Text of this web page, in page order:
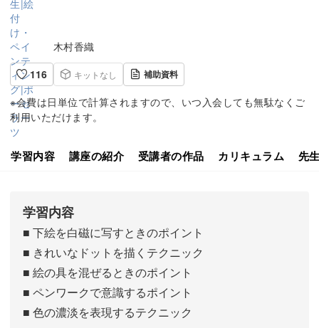
木村香織
116
キットなし 補助資料
※会費は日単位で計算されますので、いつ入会しても無駄なくご
利用いただけます。
学習内容 講座の紹介 受講者の作品 カリキュラム 先
学習内容
■ 下絵を白磁に写すときのポイント
■ きれいなドットを描くテクニック
■ 絵の具を混ぜるときのポイント
■ ペンワークで意識するポイント
■ 色の濃淡を表現するテクニック